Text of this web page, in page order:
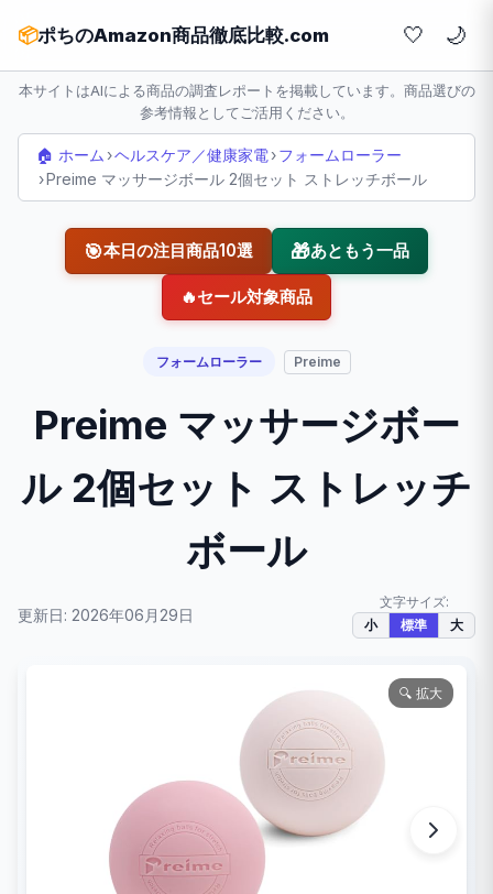
📦ポちのAmazon商品徹底比較.com 🤍
本サイトはAIによる商品の調査レポートを掲載しています。商品選びの
参考情報としてご活用ください。
🏠 ホーム ›ヘルスケア／健康家電›フォームローラー
›Preime マッサージボール 2個セット ストレッチボール
🎯本日の注目商品10選 🎁あともう一品
🔥セール対象商品
フォームローラー Preime
Preime マッサージボー
ル 2個セット ストレッチ
ボール
更新日: 2026年06月29日
文字サイズ:
小 標準 大
🔍 拡大